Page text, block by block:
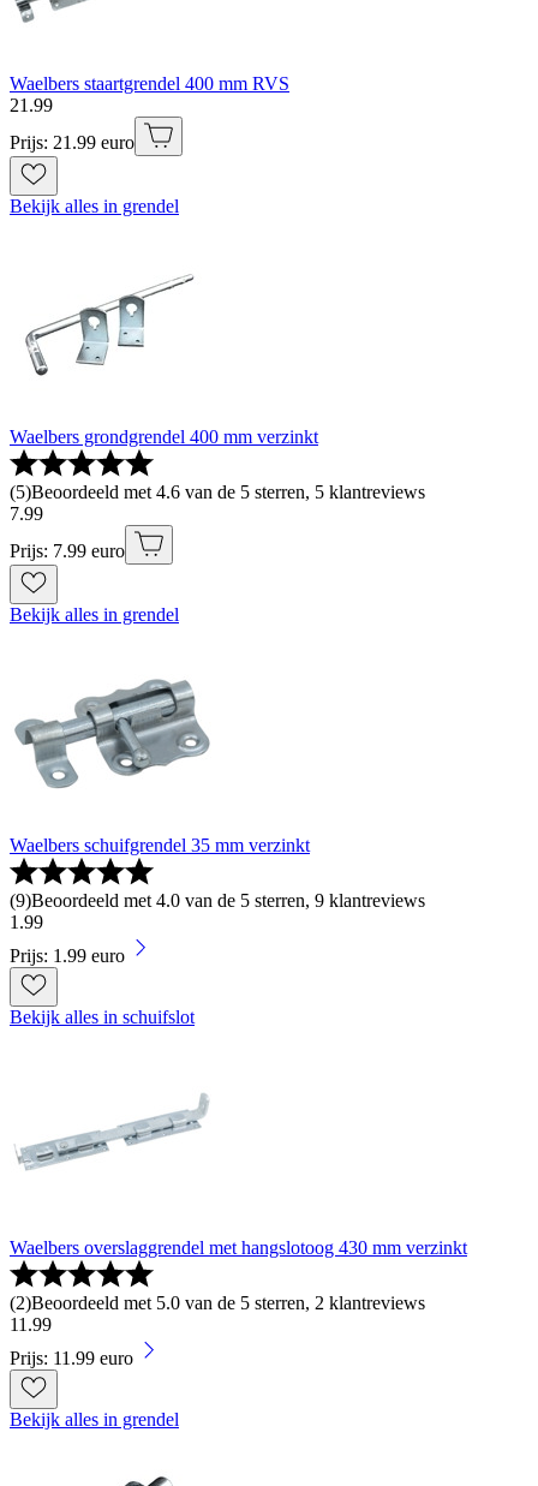
Waelbers staartgrendel 400 mm RVS
21 .99
Prijs: 21.99 euro
Bekijk alles in grendel
Waelbers grondgrendel 400 mm verzinkt
(5)Beoordeeld met 4.6 van de 5 sterren, 5 klantreviews
7.99
Prijs: 7.99 euro
Bekijk alles in grendel
Waelbers schuifgrendel 35 mm verzinkt
(9)Beoordeeld met 4.0 van de 5 sterren, 9 klantreviews
1 .99
Prijs: 1.99 euro
Bekijk alles in schuifslot
Waelbers overslaggrendel met hangslotoog 430 mm verzinkt
(2)Beoordeeld met 5.0 van de 5 sterren, 2 klantreviews
11 .99
Prijs: 11.99 euro
Bekijk alles in grendel